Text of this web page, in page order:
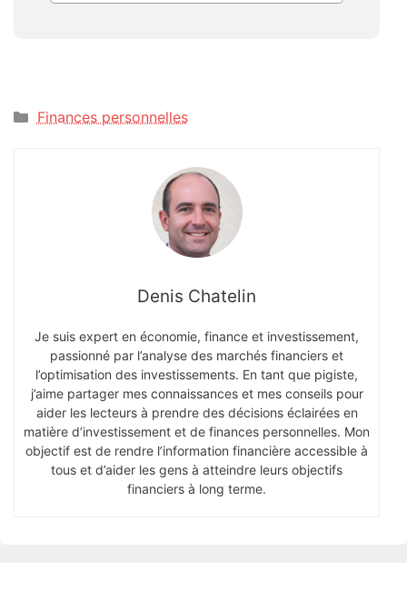
Catégories
Finances personnelles
Denis Chatelin
Je suis expert en économie, finance et investissement,
passionné par l’analyse des marchés financiers et
l’optimisation des investissements. En tant que pigiste,
j’aime partager mes connaissances et mes conseils pour
aider les lecteurs à prendre des décisions éclairées en
matière d’investissement et de finances personnelles. Mon
objectif est de rendre l’information financière accessible à
tous et d’aider les gens à atteindre leurs objectifs
financiers à long terme.